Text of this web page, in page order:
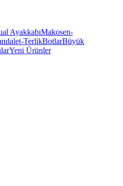
AyakkabıMakosen-
TerlikBotlarBüyük
Yeni Ürünler